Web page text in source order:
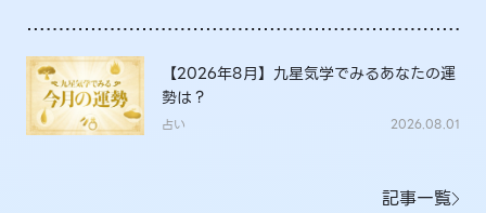
【2026年8月】九星気学でみるあなたの運
勢は？
占い 2026.08.01
記事一覧